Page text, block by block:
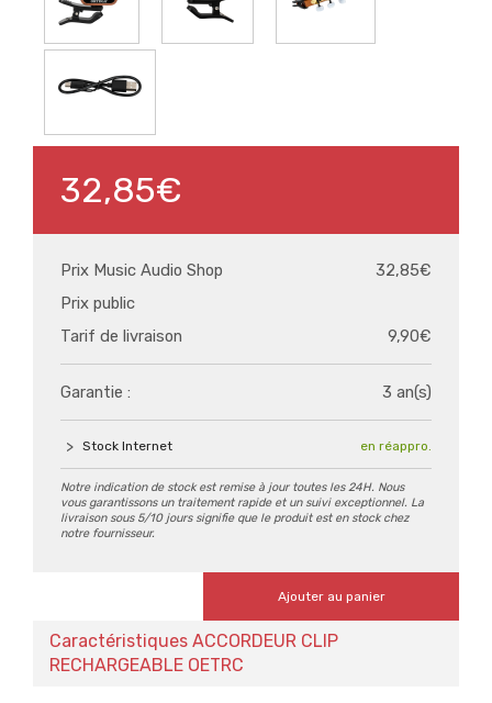
32,85€
Prix Music Audio Shop
32,85€
Prix public
Tarif de livraison
9,90€
Garantie : 3 an(s)
Stock Internet en réappro.
Notre indication de stock est remise à jour toutes les 24H. Nous
vous garantissons un traitement rapide et un suivi exceptionnel. La
livraison sous 5/10 jours signifie que le produit est en stock chez
notre fournisseur.
Ajouter au panier
Caractéristiques ACCORDEUR CLIP
RECHARGEABLE OETRC